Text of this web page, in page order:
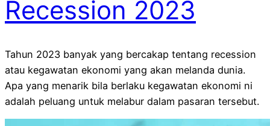
Recession 2023
Tahun 2023 banyak yang bercakap tentang recession
atau kegawatan ekonomi yang akan melanda dunia.
Apa yang menarik bila berlaku kegawatan ekonomi ni
adalah peluang untuk melabur dalam pasaran tersebut.